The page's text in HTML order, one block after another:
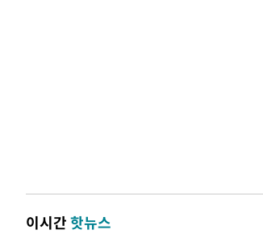
이시간핫뉴스